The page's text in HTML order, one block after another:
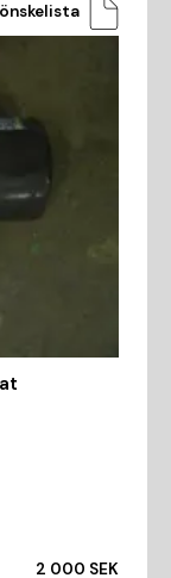
2 000 SEK